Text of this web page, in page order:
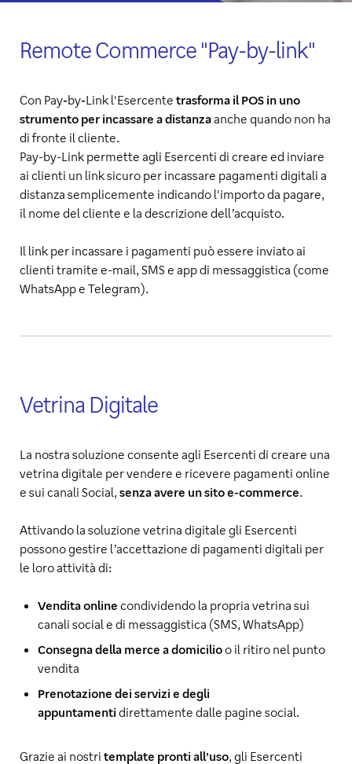
Remote Commerce "Pay-by-link"
Con Pay‑by‑Link l'Esercente trasforma il POS in uno
strumento per incassare a distanzaanche quando non ha
di fronte il cliente.
Pay-by-Link permette agli Esercenti di creare ed inviare
ai clienti un link sicuro per incassare pagamenti digitali a
distanza semplicemente indicando l'importo da pagare,
il nome del cliente e la descrizione dell’acquisto.
Il link per incassare i pagamenti può essere inviato ai
clienti tramite e-mail, SMS e app di messaggistica (come
WhatsApp e Telegram).
Vetrina Digitale
La nostra soluzione consente agli Esercenti di creare una
vetrina digitale per vendere e ricevere pagamenti online
e sui canali Social, senza avere un sito e‑commerce.
Attivando la soluzione vetrina digitale gli Esercenti
possono gestire l’accettazione di pagamenti digitali per
le loro attività di:
Vendita online condividendo la propria vetrina sui
canali social e di messaggistica (SMS, WhatsApp)
Consegna della merce a domicilio o il ritiro nel punto
vendita
Prenotazione dei servizi e degli
appuntamenti direttamente dalle pagine social.
Grazie ai nostri template pronti all’uso, gli Esercenti